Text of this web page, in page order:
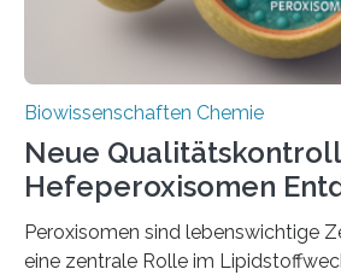
Biowissenschaften Chemie
Neue
Hefeperoxisomen
Peroxisomen sind lebenswichtige
eine zentrale Rolle im